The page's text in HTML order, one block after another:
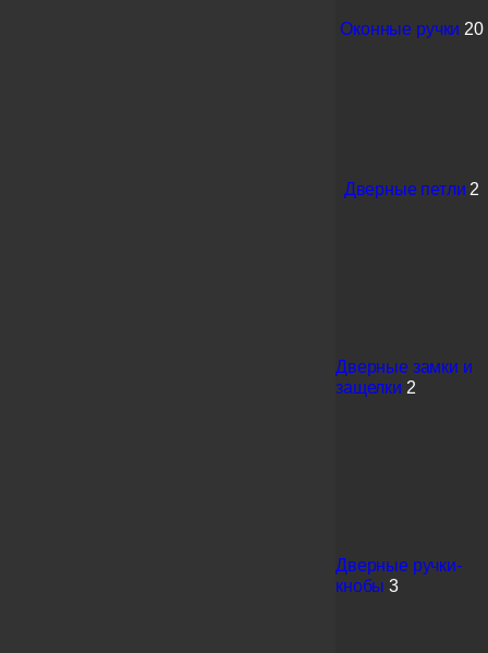
Оконные ручки 20
Дверные петли 2
Дверные замки и
защелки 2
Дверные ручки-
кнобы 3